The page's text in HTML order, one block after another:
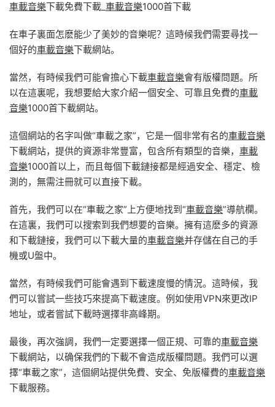
車載音樂下載免費下載_ 車載音樂1000首下載
在車子裏面怎麽能少了美妙的音樂呢？這時候我們需要尋找一
個好的車載音樂下載網站。
當然，有時候我們可能會擔心下載車載音樂會有版權問題。所
以在這裏呢，我想要給大家介紹一個安全、可靠且免費的車載
音樂1000首下載網站。
這個網站的名字叫做“車載之家”，它是一個非常有名的車載音樂
下載網站，提供的資源非常豐富，包含所有類型的音樂， 車載
音樂1000首以上，而且每個下載鏈接都是經過安全、穩定、檢
測的，無需注冊就可以直接下載。
首先，我們可以在“車載之家”上方便地找到“車載音樂”導航欄。
在這裏，我們可以搜索到我們想要的音樂。擁有這麽多的資源
和下載鏈接，我們可以下載大量的車載音樂并存儲在自己的手
機或U盤中。
當然，有時候我們可能會遇到下載速度慢的情況。這時候，我
們可以嘗試一些技巧來提高下載速度。例如使用VPN來更改IP
地址，或者嘗試下載時選擇非高峰期。
最後，再次強調，我們一定要選擇一個正規、可靠的車載音樂
下載網站，以确保我們的下載不會造成版權問題。我們可以選
擇“車載之家”，這個網站提供免費、安全、免版權費的車載音樂
下載服務。